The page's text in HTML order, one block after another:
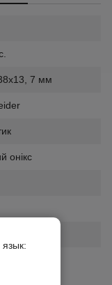
7 мм
онікс